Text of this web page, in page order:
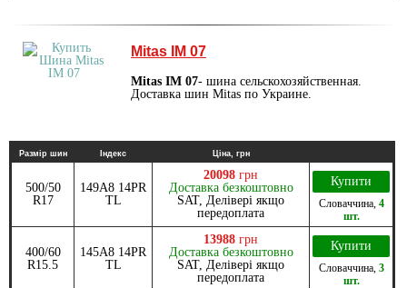
Mitas IM 07
Mitas IM 07- шина сельскохозяйственная.
Доставка шин Mitas по Украине.
Размір шин Індекс Ціна, грн
500/50
R17
149A8 14PR
TL
20098 грн
Доставка безкоштовно
SAT, Делівері якщо
передоплата
Купити
Словаччина, 4
шт.
400/60
R15.5
145A8 14PR
TL
13988 грн
Доставка безкоштовно
SAT, Делівері якщо
передоплата
Купити
Словаччина, 3
шт.